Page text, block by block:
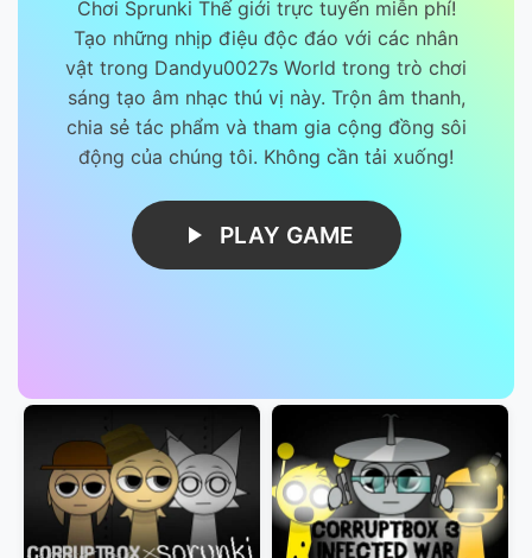
Chơi Sprunki Thế giới trực tuyến miễn phí!
Tạo những nhịp điệu độc đáo với các nhân
vật trong Dandyu0027s World trong trò chơi
sáng tạo âm nhạc thú vị này. Trộn âm thanh,
chia sẻ tác phẩm và tham gia cộng đồng sôi
động của chúng tôi. Không cần tải xuống!
PLAY GAME